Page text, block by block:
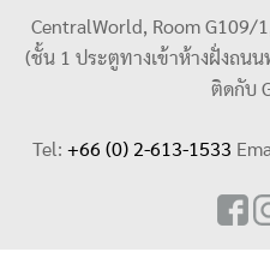
CentralWorld, Room G109/
(ชั้น 1 ประตูทางเข้าห้างฝั่งถนน
ติดกับ
Tel: +66 (0) 2-613-1533